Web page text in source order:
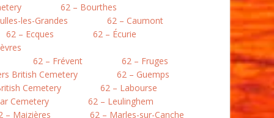
62 – Bourthes
les-Grandes
62 – Caumont
62 – Ecques
62 – Écurie
62 – Frévent
62 – Fruges
British Cemetery
62 – Guemps
Cemetery
62 – Labourse
Cemetery
62 – Leulinghem
– Maizières
62 – Marles-sur-Canche